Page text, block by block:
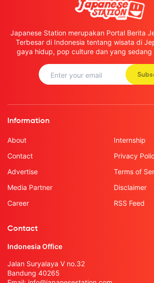
Japanese Station merupakan Portal Berita
Terbesar di Indonesia tentang wisata di
gaya hidup, pop culture dan yang
Information
About
Contact
Advertise
Media Partner
Career
Internship
Privacy
Terms of
Disclaimer
RSS Feed
Contact
Indonesia Office
Jalan Suryalaya V no.32
Bandung 40265